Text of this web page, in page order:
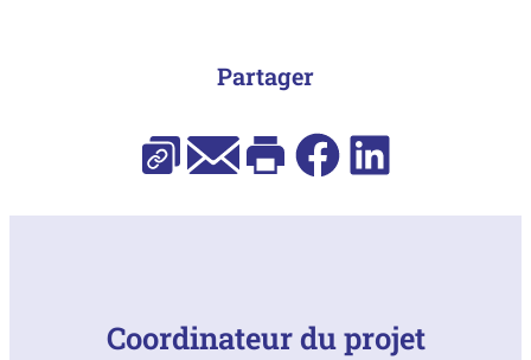
Partager
Copier l’URL
E-mailImprimerFacebookLinkedIn
Coordinateur du projet